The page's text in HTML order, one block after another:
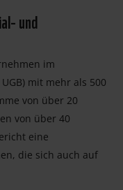
und
im
mit mehr als 500
von über 20
von über 40
eine
die sich auch auf